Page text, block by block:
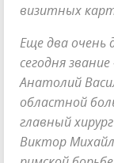
визитных
Еще два очень
сегодня
Анатолий
областной
главный
Виктор